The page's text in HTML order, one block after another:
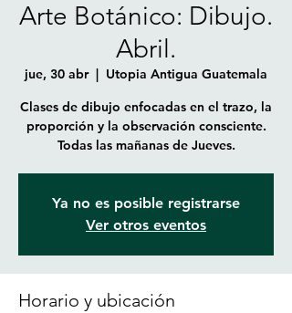
Arte Botánico: Dibujo.
Abril.
jue, 30 abr
  |
Utopia Antigua Guatemala
Clases de dibujo enfocadas en el trazo, la
proporción y la observación consciente.
Todas las mañanas de Jueves.
Ya no es posible registrarse
Ver otros eventos
Horario y ubicación